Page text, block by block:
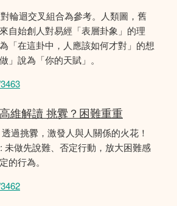
輪迴交叉組合為參考。人類圖，舊
自始創人對易經「表層卦象」的理
「在這卦中，人應該如何才對」的想
」說為「你的天賦」。
維解讀 挑釁？困難重重
過挑釁，激發人與人關係的火花！
未做先說難、否定行動，放大困難感
的行為。